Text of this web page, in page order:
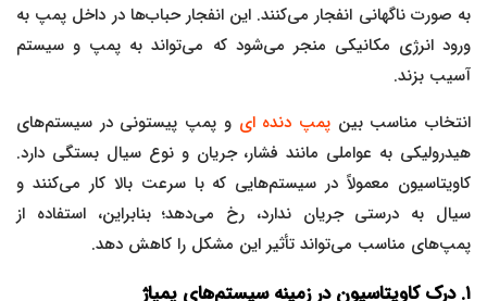
به صورت ناگهانی انفجار می‌کنند. این انفجار حباب‌ها در داخل پمپ به
ورود انرژی مکانیکی منجر می‌شود که می‌تواند به پمپ و سیستم
آسیب بزند.
انتخاب مناسب بینپمپ دنده ای و پمپ پیستونی در سیستم‌های
هیدرولیکی به عواملی مانند فشار، جریان و نوع سیال بستگی دارد.
کاویتاسیون معمولاً در سیستم‌هایی که با سرعت بالا کار می‌کنند و
سیال به درستی جریان ندارد، رخ می‌دهد؛ بنابراین، استفاده از
پمپ‌های مناسب می‌تواند تأثیر این مشکل را کاهش دهد.
۱. درک کاویتاسیون در زمینه سیستم‌های پمپاژ